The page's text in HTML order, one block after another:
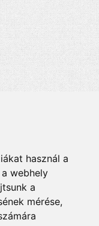
használ a
a webhely
a
mérése,